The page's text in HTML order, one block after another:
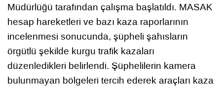
Müdürlüğü tarafından çalışma başlatıldı. MASAK
hesap hareketleri ve bazı kaza raporlarının
incelenmesi sonucunda, şüpheli şahısların
örgütlü şekilde kurgu trafik kazaları
düzenledikleri belirlendi. Şüphelilerin kamera
bulunmayan bölgeleri tercih ederek araçları kaza